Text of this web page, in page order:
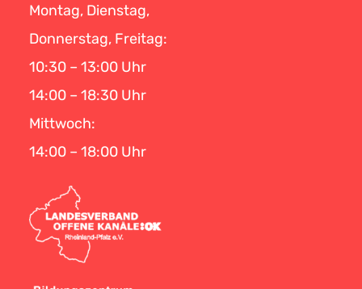
Montag, Dienstag,
Donnerstag, Freitag:
10:30 – 13:00 Uhr
14:00 – 18:30 Uhr
Mittwoch:
14:00 – 18:00 Uhr